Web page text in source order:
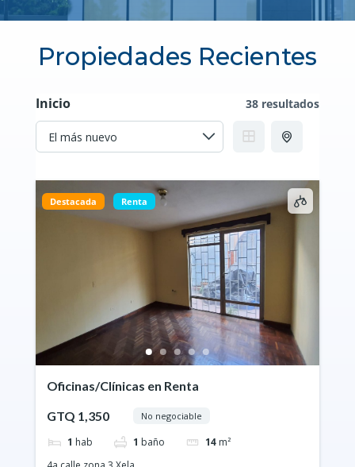
Propiedades Recientes
Inicio 38 resultados
Destacada Renta
Oficinas/Clínicas en Renta
GTQ 1,350
No negociable
1 hab 1 baño 14 m²